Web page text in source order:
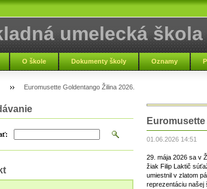
umelecká škola
nad Topľou
O škole Dokumenty školy Oznamy
Euromusette Goldentango Žilina 2026.
01.06.2026 14:51
29. mája 2026 sa v
žiak Filip Laktič
umiestnil v zlatom
reprezentáciu našej